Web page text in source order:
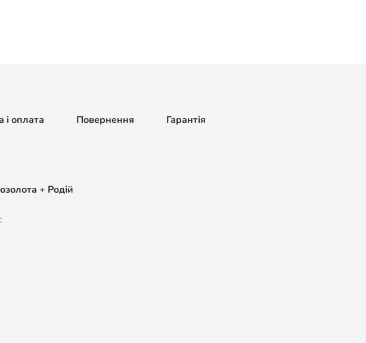
і оплата Повернення Гарантія
+ Родій